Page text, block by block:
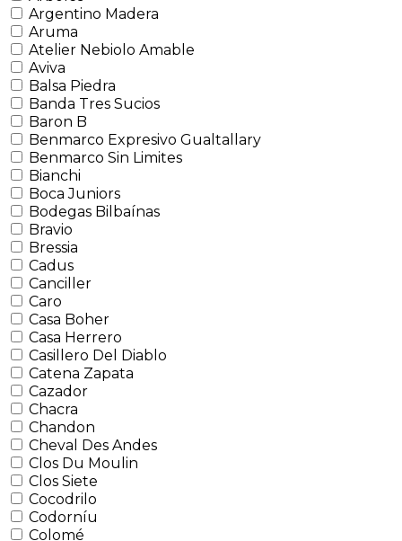
Argentino Madera
Aruma
Atelier Nebiolo Amable
Aviva
Balsa Piedra
Banda Tres Sucios
Baron B
Benmarco Expresivo Gualtallary
Benmarco Sin Limites
Bianchi
Boca Juniors
Bodegas Bilbaínas
Bravio
Bressia
Cadus
Canciller
Caro
Casa Boher
Casa Herrero
Casillero Del Diablo
Catena Zapata
Cazador
Chacra
Chandon
Cheval Des Andes
Clos Du Moulin
Clos Siete
Cocodrilo
Codorníu
Colomé